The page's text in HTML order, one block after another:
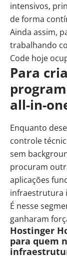
intensivos,
de forma
Ainda assim,
trabalhando
Code hoje
Para
all-in-
Enquanto
controle
sem
procuram
aplicações
infraestrutura
É nesse
ganharam
Hostinger
para quem